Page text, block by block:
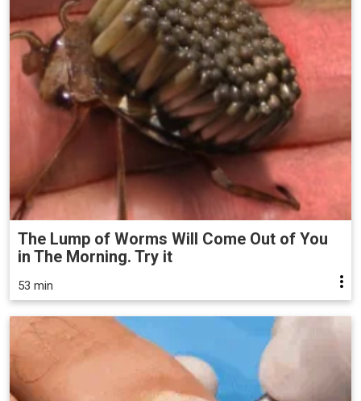
The Lump of Worms Will Come Out of You
in The Morning. Try it
53 min